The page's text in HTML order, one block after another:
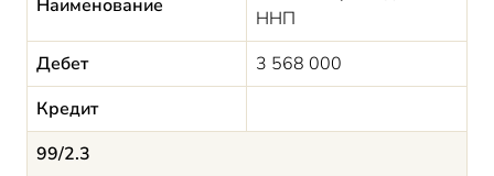
Наименование
ННП
Дебет
3 568 000
Кредит
99/2.3